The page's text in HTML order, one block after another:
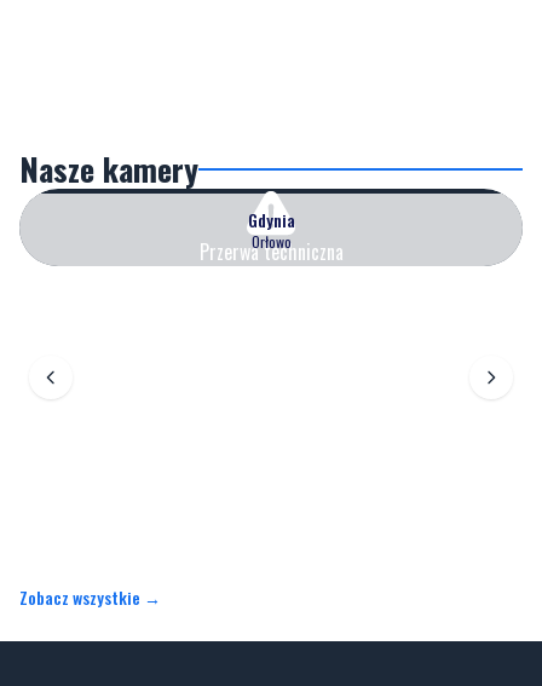
Nasze kamery
Przerwa techniczna
Gdynia
Orłowo
Zobacz wszystkie →